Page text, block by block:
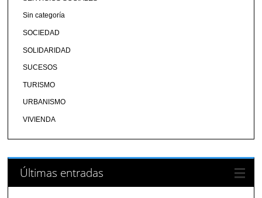
Sin categoría
SOCIEDAD
SOLIDARIDAD
SUCESOS
TURISMO
URBANISMO
VIVIENDA
Últimas entradas